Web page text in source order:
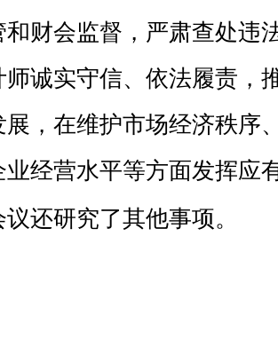
和财会监督，严肃查处违
师诚实守信、依法履责，
展，在维护市场经济秩序
业经营水平等方面发挥应
议还研究了其他事项。